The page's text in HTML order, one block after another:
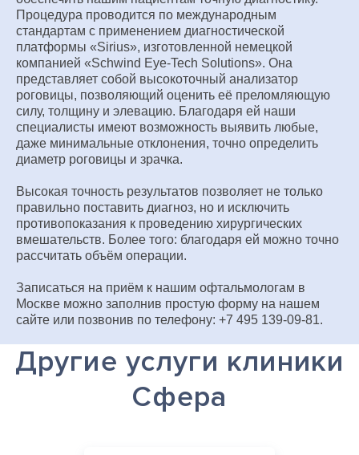
Процедура проводится по международным
стандартам с применением диагностической
платформы «Sirius», изготовленной немецкой
компанией «Schwind Eye-Tech Solutions». Она
представляет собой высокоточный анализатор
роговицы, позволяющий оценить её преломляющую
силу, толщину и элевацию. Благодаря ей наши
специалисты имеют возможность выявить любые,
даже минимальные отклонения, точно определить
диаметр роговицы и зрачка.
Высокая точность результатов позволяет не только
правильно поставить диагноз, но и исключить
противопоказания к проведению хирургических
вмешательств. Более того: благодаря ей можно точно
рассчитать объём операции.
Записаться на приём к нашим офтальмологам в
Москве можно заполнив простую форму на нашем
сайте или позвонив по телефону: +7 495 139‑09-81.
Другие услуги клиники
Сфера